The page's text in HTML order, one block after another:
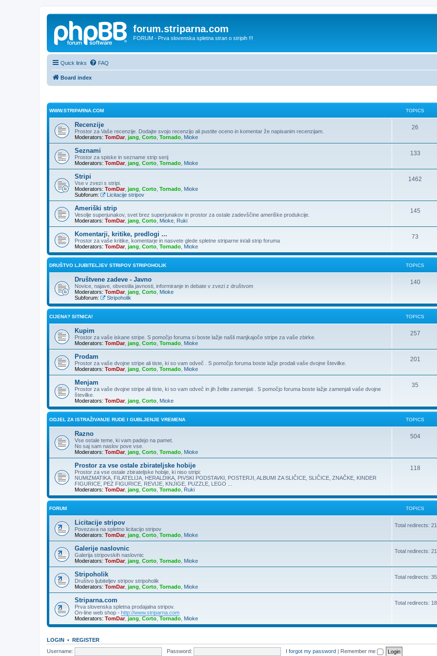
forum.striparna.com
FORUM - Prva slovenska spletna stran o stripih !!!
Quick links FAQ
Board index
WWW.STRIPARNA.COM TOPICS
Recenzije
Prostor za Vaše recenzije. Dodajte svojo recenzijo ali pustite oceno in komentar že napisanim recenzijam.
Moderators: TomDar, jang Corto Tornado Mioke
26
Seznami
Prostor za spiske in sezname strip serij
Moderators: TomDar, jang Corto Tornado Mioke
133
Stripi
Vse v zvezi s stripi.
Moderators: TomDar, jang Corto Tornado Mioke
Subforum:
Licitacije stripov
1462
Ameriški strip
Vesolje superjunakov, svet brez superjunakov in prostor za ostale zadevščine ameriške produkcije.
Moderators: TomDar, jang Corto Mioke Ruki
145
Komentarji, kritike, predlogi ...
Prostor za vaše kritike, komentarje in nasvete glede spletne striparne in/ali strip foruma
Moderators: TomDar, jang Corto Tornado Mioke
73
DRUŠTVO LJUBITELJEV STRIPOV STRIPOHOLIK TOPICS
Društvene zadeve - Javno
Novice, najave, obvestila javnosti, informiranje in debate v zvezi z društvom
Moderators: TomDar, jang Corto Mioke
Subforum:
Stripoholik
140
CIJENA? SITNICA! TOPICS
Kupim
Prostor za vaše iskane stripe. S pomočjo foruma si boste lažje našli manjkajoče stripe za vaše zbirke.
Moderators: TomDar, jang Corto Tornado Mioke
257
Prodam
Prostor za vaše dvojne stripe ali tiste, ki so vam odveč . S pomočjo foruma boste lažje prodali vaše dvojne številke.
Moderators: TomDar, jang Corto Tornado Mioke
201
Menjam
Prostor za vaše dvojne stripe ali tiste, ki so vam odveč in jih želite zamenjati . S pomočjo foruma boste lažje zamenjali vaše dvojne
številke.
Moderators: TomDar, jang Corto Mioke
35
ODJEL ZA ISTRAŽIVANJE RUDE I GUBLJENJE VREMENA TOPICS
Razno
Vse ostale teme, ki vam padejo na pamet.
No saj sam naslov pove vse.
Moderators: TomDar, jang Corto Tornado Mioke
504
Prostor za vse ostale zbirateljske hobije
Prostor za vse ostale zbirateljske hobije, ki niso stripi:
NUMIZMATIKA, FILATELIJA, HERALDIKA, PIVSKI PODSTAVKI, POSTERJI, ALBUMI ZA SLIČICE, SLIČICE, ZNAČKE, KINDER
FIGURICE, PEZ FIGURICE, REVIJE, KNJIGE, PUZZLE, LEGO ...
Moderators: TomDar, jang Corto Tornado Ruki
118
FORUM TOPICS
Licitacije stripov
Povezava na spletno licitacijo stripov
Moderators: TomDar, jang Corto Tornado Mioke
Total redirects:
Galerije naslovnic
Galerija stripovskih naslovnic
Moderators: TomDar, jang Corto Tornado Mioke
Total redirects:
Stripoholik
Društvo ljubiteljev stripov stripoholik
Moderators: TomDar, jang Corto Tornado Mioke
Total redirects:
Striparna.com
Prva slovenska spletna prodajalna stripov.
On-line web shop - http://www.striparna.com
Moderators: TomDar, jang Corto Tornado Mioke
Total redirects:
LOGIN • REGISTER
Username:
Password: I forgot my password | Remember me